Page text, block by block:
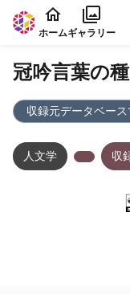
本文に飛ぶ
ホームギャラリー
冠吟言葉の種
収録元データベース
人文学 収